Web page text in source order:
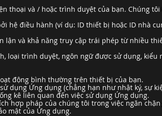
thoại và / hoặc trình duyệt của bạn. Chúng
hệ điều hành (ví dụ: ID thiết bị hoặc ID nhà
lận và khả năng truy cập trái phép từ nhiều
loại trình duyệt, ngôn ngữ được sử dụng, kiểu
động bình thường trên thiết bị của bạn.
dụng Ứng dụng (chẳng hạn như nhật ký, sự
kê liên quan đến việc sử dụng Ứng dụng.
hợp pháp của chúng tôi trong việc ngăn
mật của Ứng dụng.